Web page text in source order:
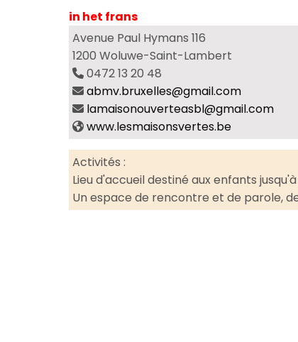
in het frans
Avenue Paul Hymans 116
1200 Woluwe-Saint-Lambert
0472 13 20 48
abmv.bruxelles@gmail.com
lamaisonouverteasbl@gmail.com
www.lesmaisonsvertes.be
Activités :
Lieu d'accueil destiné aux enfants
Un espace de rencontre et de parole,